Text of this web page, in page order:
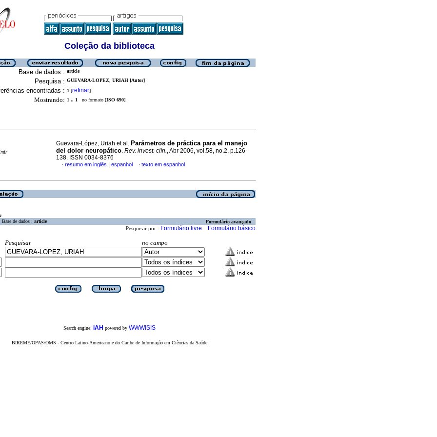
Coleção da biblioteca
Base de dados : article
Pesquisa : GUEVARA-LOPEZ, URIAH [Autor]
encontradas : 1 [refinar]
Mostrando: 1 .. 1 no formato [ISO 690]
Guevara-López, Uriah et al. Parámetros de práctica para el manejo
del dolor neuropático. Rev. invest. clín., Abr 2006, vol.58, no.2, p.126-
138. ISSN 0034-8376
· resumo em inglês espanhol · texto em espanhol
Base de dados : article Formulário avançado
Pesquisar por : Formulário livre Formulário básico
Pesquisar
no campo
Search engine: iAH powered by WWWISIS
BIREME/OPAS/OMS - Centro Latino-Americano e do Caribe de Informação em Ciências da Saúde